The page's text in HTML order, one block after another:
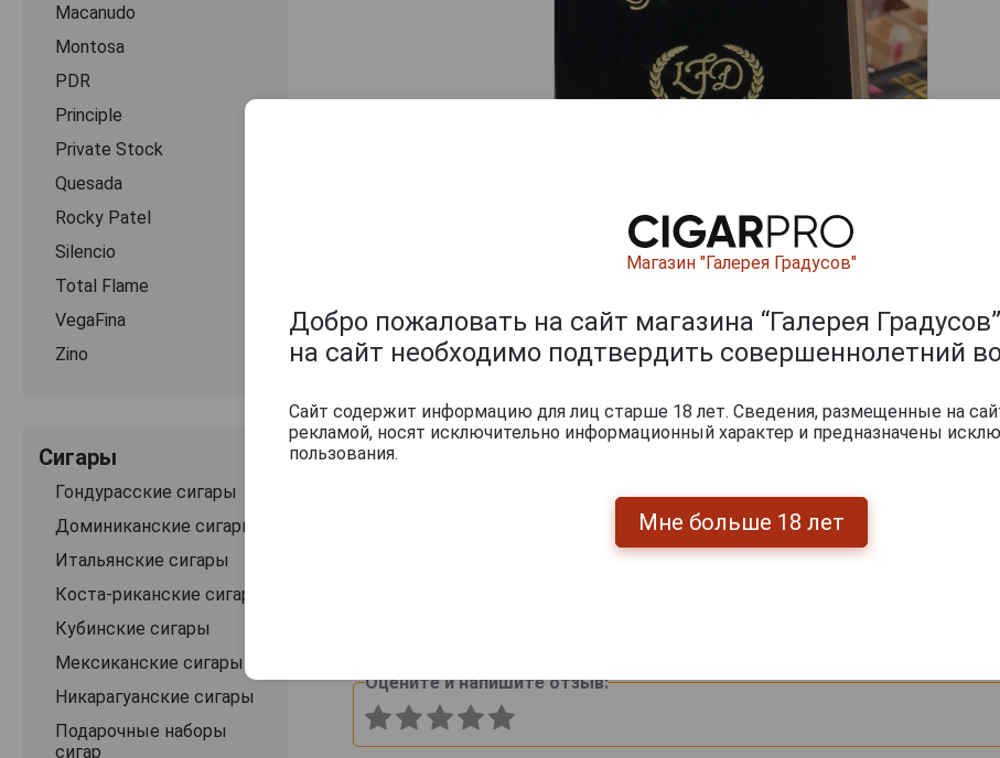
Macanudo
Montosa
PDR
Principle
Private Stock
Quesada
Rocky Patel
Silencio
Total Flame
VegaFina
Zino
Сигары
Гондурасские сигары
Доминиканские сигары
Итальянские сигары
Коста-риканские сигары
Кубинские сигары
Мексиканские сигары
Никарагуанские сигары
Подарочные наборы
сигар
Оцените и напишите отзыв:
Магазин "Галерея Градусов"
Добро пожаловать на сайт магазина “Галерея
на сайт необходимо подтвердить совершеннолетний
Сайт содержит информацию для лиц старше 18 лет. Сведения, размещенные на
рекламой, носят исключительно информационный характер и предназначены
пользования.
Мне больше 18 лет